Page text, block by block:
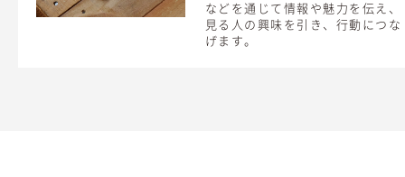
などを通じて情報や魅力を伝え、
見る人の興味を引き、行動につな
げます。